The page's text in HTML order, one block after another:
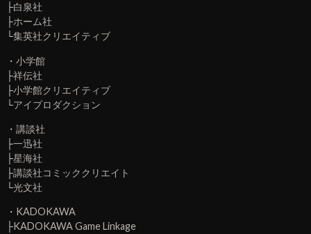
├白泉社
├ホーム社
└集英社クリエイティブ
・ 小学館
├祥伝社
├小学館クリエイティブ
└アイプロダクション
・ 講談社
├一迅社
├星海社
├講談社コミッククリエイト
└光文社
・ KADOKAWA
├KADOKAWA Game Linkage